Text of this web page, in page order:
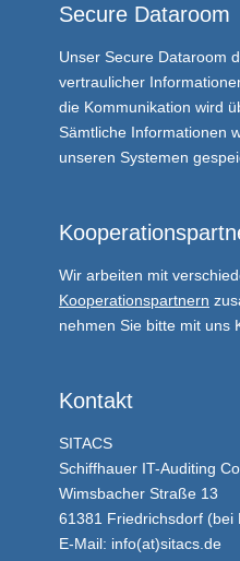
Secure Dataroom
Unser Secure Dataroom
vertraulicher
die Kommunikation wird
Sämtliche Informationen
unseren Systemen
Wir arbeiten mit
Kooperationspartnern
nehmen Sie bitte mit uns
Kontakt
SITACS
Schiffhauer IT-Auditing
Wimsbacher Straße 13
61381 Friedrichsdorf (bei
E-Mail: info(at)sitacs.de